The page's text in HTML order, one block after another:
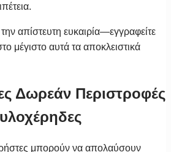
απίστευτη ευκαιρία—εγγραφείτε
μέγιστο αυτά τα αποκλειστικά
Δωρεάν Περιστροφές
μπορούν να απολαύσουν